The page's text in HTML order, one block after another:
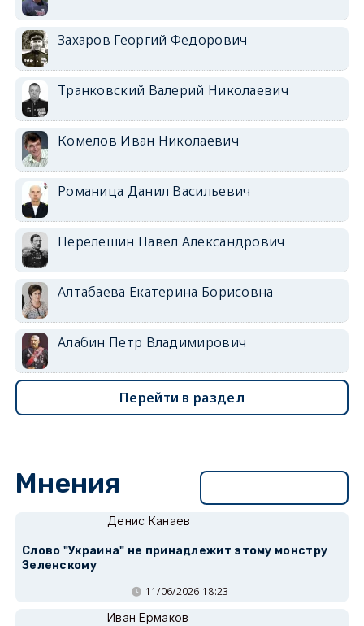
Захаров Георгий Федорович
Транковский Валерий Николаевич
Комелов Иван Николаевич
Романица Данил Васильевич
Перелешин Павел Александрович
Алтабаева Екатерина Борисовна
Алабин Петр Владимирович
Перейти в раздел
Мнения
Денис Канаев
Слово "Украина" не принадлежит этому монстру
Зеленскому
11/06/2026 18:23
Иван Ермаков